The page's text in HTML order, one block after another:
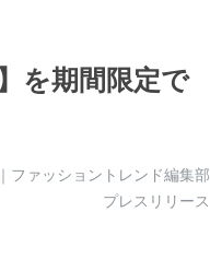
を期間限定で
ファッショントレンド編集部
プレスリリース